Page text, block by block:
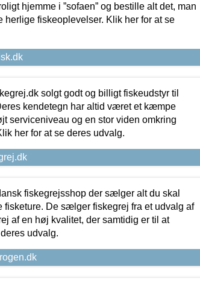
hjemme i ”sofaen” og bestille alt det, man
herlige fiskeoplevelser. Klik her for at se
solgt godt og billigt fiskeudstyr til
kendetegn har altid været et kæmpe
serviceniveau og en stor viden omkring
her for at se deres udvalg.
fiskegrejsshop der sælger alt du skal
fisketure. De sælger fiskegrej fra et udvalg af
af en høj kvalitet, der samtidig er til at
udvalg.